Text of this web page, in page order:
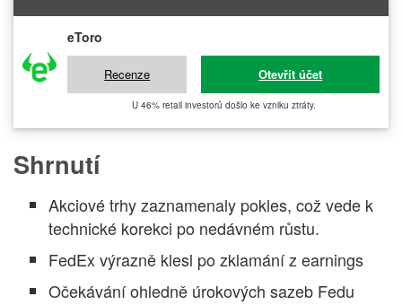
eToro
Recenze Otevřít účet
U 46% retail investorů došlo ke vzniku ztráty.
Shrnutí
Akciové trhy zaznamenaly pokles, což vede k
technické korekci po nedávném růstu.
FedEx výrazně klesl po zklamání z earnings
Očekávání ohledně úrokových sazeb Fedu